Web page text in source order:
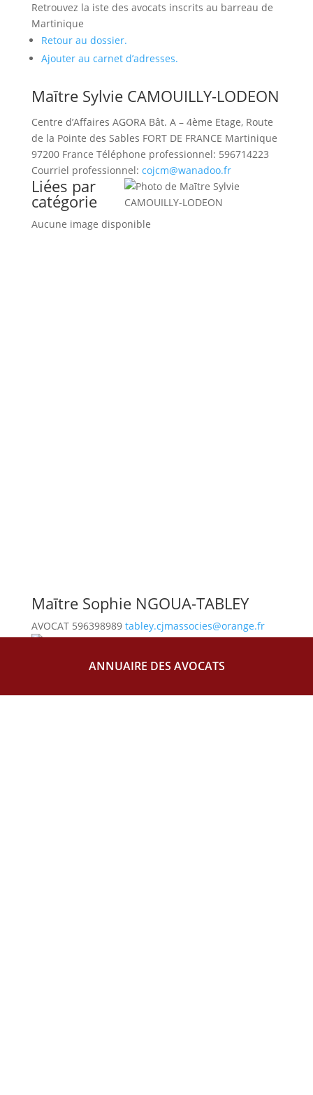
ANNUAIRE DES AVOCATS
Retrouvez la iste des avocats inscrits au barreau de
Martinique
Retour au dossier.
Ajouter au carnet d’adresses.
Maītre Sylvie CAMOUILLY-LODEON
Centre d’Affaires AGORA Bât. A – 4ème Etage, Route
de la Pointe des Sables FORT DE FRANCE Martinique
97200 France Téléphone professionnel: 596714223
Courriel professionnel: cojcm@wanadoo.fr
Liées par
catégorie
Aucune image disponible
Maītre Sophie NGOUA-TABLEY
AVOCAT 596398989 tabley.cjmassocies@orange.fr
Régine ATHANASE